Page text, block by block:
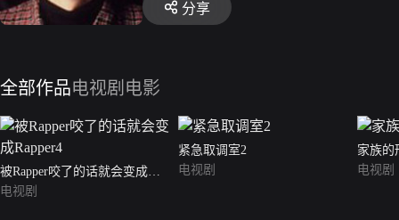
分享
全部作品电视剧 电影
被Rapper咬了的话就会变成
Rapper4
电视剧
紧急取调室2
电视剧
家族的
电视剧